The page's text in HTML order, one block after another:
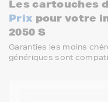
Les cartouches
Prix pour votre
2050 S
Garanties les moins
génériques sont